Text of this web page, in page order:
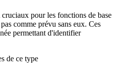
pour les fonctions de base
comme prévu sans eux. Ces
permettant d'identifier
de ce type